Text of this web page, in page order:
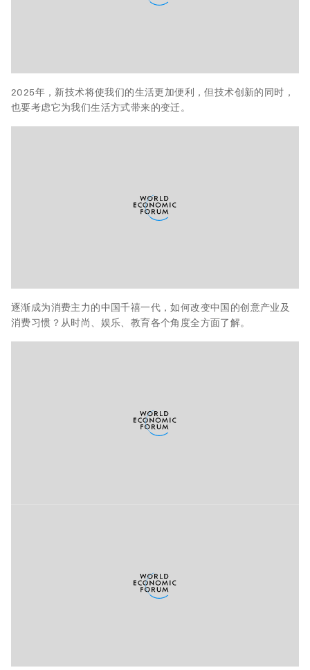
2025年，新技术将使我们的生活更加便利，但技术创新的同时，
也要考虑它为我们生活方式带来的变迁。
逐渐成为消费主力的中国千禧一代，如何改变中国的创意产业及
消费习惯？从时尚、娱乐、教育各个角度全方面了解。